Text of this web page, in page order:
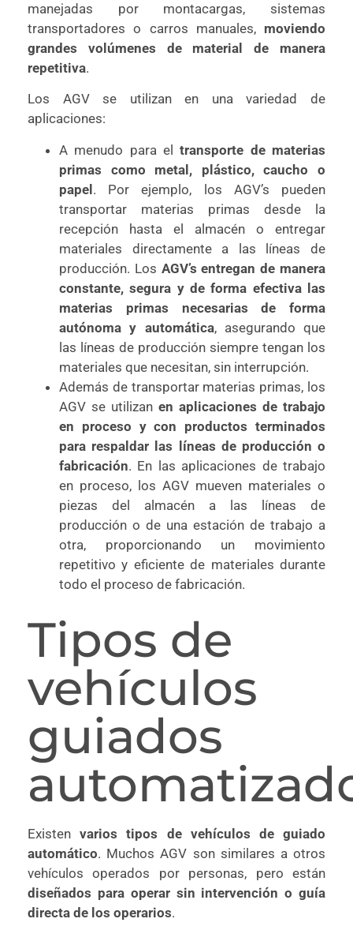
manejadas por montacargas, sistemas
transportadores o carros manuales, moviendo
grandes volúmenes de material de manera
repetitiva.
Los AGV se utilizan en una variedad de
aplicaciones:
A menudo para eltransporte de materias
primas como metal, plástico, caucho o
papel. Por ejemplo, los AGV’s pueden
transportar materias primas desde la
recepción hasta el almacén o entregar
materiales directamente a las líneas de
producción. Los AGV’s entregan de manera
constante, segura y de forma efectiva las
materias primas necesarias de forma
autónoma y automática, asegurando que
las líneas de producción siempre tengan los
materiales que necesitan, sin interrupción.
Además de transportar materias primas, los
AGV se utilizan en aplicaciones de trabajo
en proceso y con productos terminados
para respaldar las líneas de producción o
fabricación. En las aplicaciones de trabajo
en proceso, los AGV mueven materiales o
piezas del almacén a las líneas de
producción o de una estación de trabajo a
otra, proporcionando un movimiento
repetitivo y eficiente de materiales durante
todo el proceso de fabricación.
Tipos de
vehículos
guiados
Existenvarios tipos de vehículos de guiado
automático. Muchos AGV son similares a otros
vehículos operados por personas, pero están
diseñados para operar sin intervención o guía
directa de los operarios.